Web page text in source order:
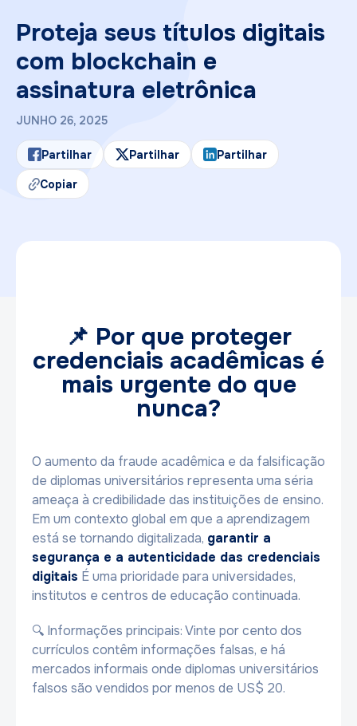
Proteja seus títulos digitais
com blockchain e
assinatura eletrônica
JUNHO 26, 2025
Partilhar Partilhar Partilhar
Copiar
📌 Por que proteger
credenciais acadêmicas é
mais urgente do que
nunca?
O aumento da fraude acadêmica e da falsificação
de diplomas universitários representa uma séria
ameaça à credibilidade das instituições de ensino.
Em um contexto global em que a aprendizagem
está se tornando digitalizada, garantir a
segurança e a autenticidade das credenciais
digitais É uma prioridade para universidades,
institutos e centros de educação continuada.
🔍 Informações principais: Vinte por cento dos
currículos contêm informações falsas, e há
mercados informais onde diplomas universitários
falsos são vendidos por menos de US$ 20.